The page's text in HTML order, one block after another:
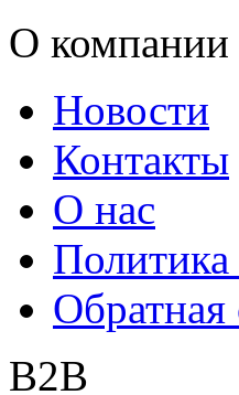
О компании
Новости
Контакты
О нас
Обратная
B2B